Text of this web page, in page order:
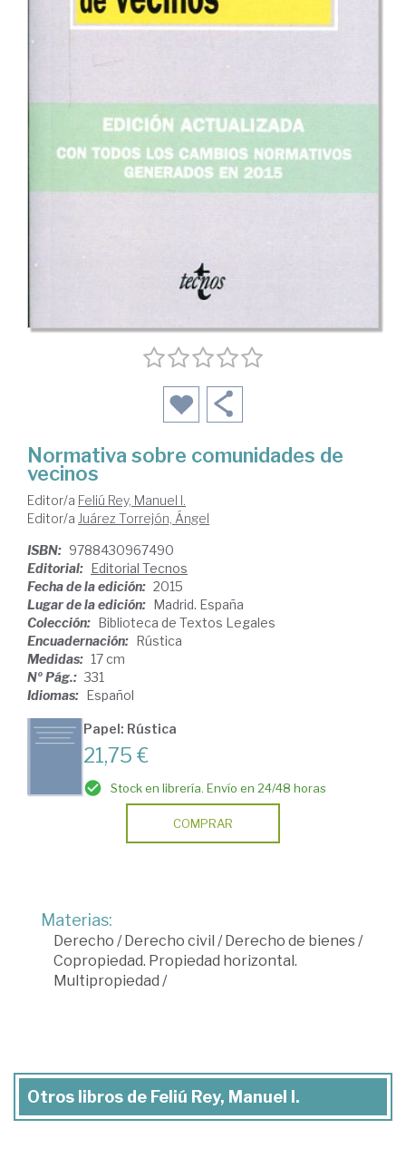
Normativa sobre comunidades de
vecinos
Editor/a Feliú Rey, Manuel I.
Editor/a Juárez Torrejón, Ángel
ISBN: 9788430967490
Editorial: Editorial Tecnos
Fecha de la edición: 2015
Lugar de la edición: Madrid. España
Colección: Biblioteca de Textos Legales
Encuadernación: Rústica
Medidas: 17 cm
Nº Pág.: 331
Idiomas: Español
Papel: Rústica
21,75 €
Stock en librería. Envío en 24/48 horas
COMPRAR
Materias:
Derecho / Derecho civil / Derecho de bienes/
Copropiedad. Propiedad horizontal.
Multipropiedad /
Otros libros de Feliú Rey, Manuel I.